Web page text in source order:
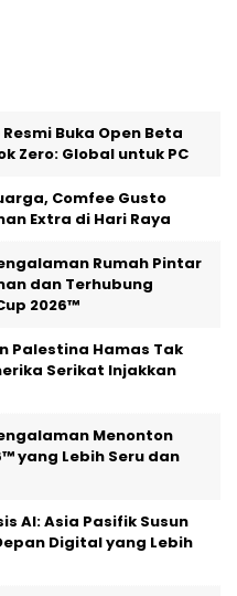
Buka Open Beta
Zero: Global untuk PC
Comfee Gusto
Extra di Hari Raya
Rumah Pintar
dan Terhubung
2026™
Palestina Hamas Tak
Serikat Injakkan
Menonton
yang Lebih Seru dan
AI: Asia Pasifik Susun
Digital yang Lebih